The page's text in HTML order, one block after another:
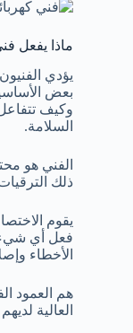
ماذا يفعل
يؤدي
بعض
وكيف
السلامة.
الفني هو
ذلك
يقوم
فعل أي شيء
الأخطاء
هم العمود
العالية